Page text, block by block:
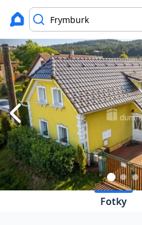
Prodat
Prodej s Reas.cz
Chytrý odhad ceny
Ceny prodaných
Výpis nemovitostí
Fotky